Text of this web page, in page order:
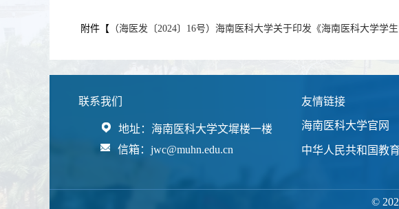
附件【 （海医发〔2024〕16号）海南医科大学关于印发《海南医科大学学
联系我们
地址：海南医科大学文墀楼一楼
信箱：jwc@muhn.edu.cn
友情链接
海南医科大学官网
中华人民共和国教
©